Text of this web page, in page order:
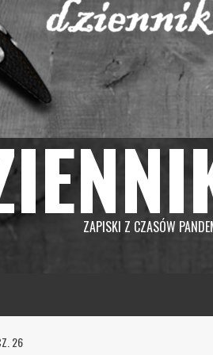
ZAPISKI Z CZASÓW
26